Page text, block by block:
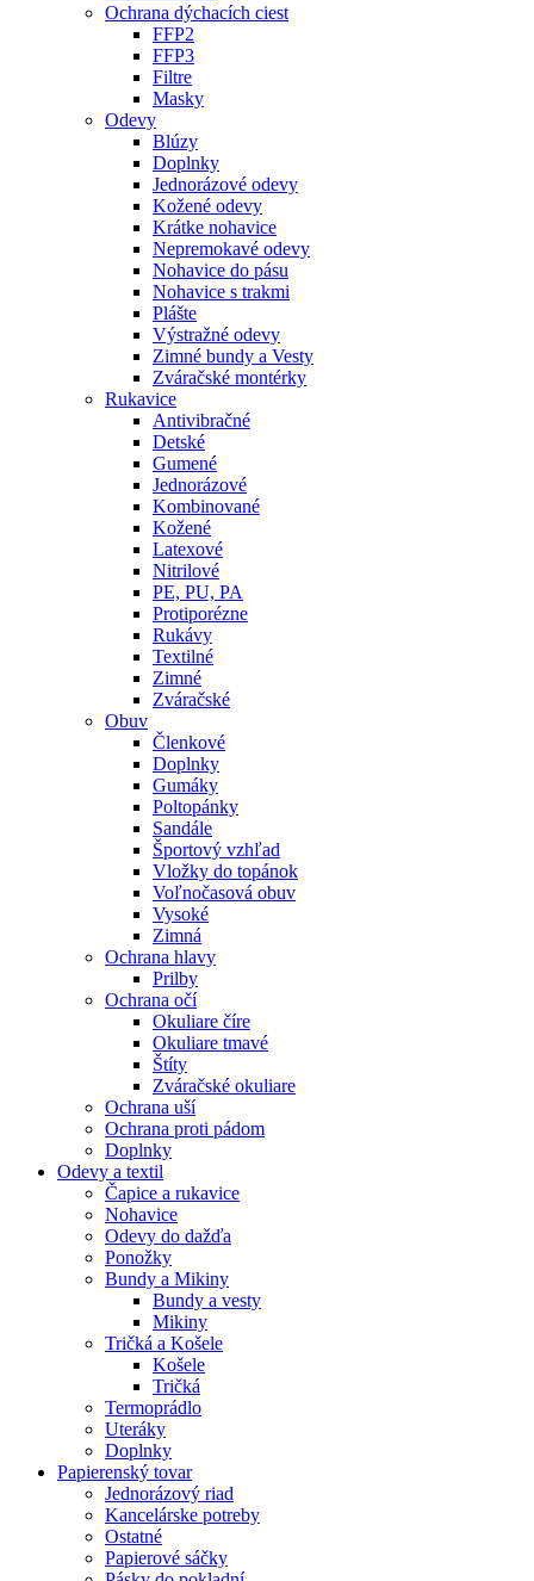
Ochrana dýchacích ciest
FFP2
FFP3
Filtre
Masky
Odevy
Blúzy
Doplnky
Jednorázové odevy
Kožené odevy
Krátke nohavice
Nepremokavé odevy
Nohavice do pásu
Nohavice s trakmi
Plášte
Výstražné odevy
Zimné bundy a Vesty
Zváračské montérky
Rukavice
Antivibračné
Detské
Gumené
Jednorázové
Kombinované
Kožené
Latexové
Nitrilové
PE, PU, PA
Protiporézne
Rukávy
Textilné
Zimné
Zváračské
Obuv
Členkové
Doplnky
Gumáky
Poltopánky
Sandále
Športový vzhľad
Vložky do topánok
Voľnočasová obuv
Vysoké
Zimná
Ochrana hlavy
Prilby
Ochrana očí
Okuliare číre
Okuliare tmavé
Štíty
Zváračské okuliare
Ochrana uší
Ochrana proti pádom
Doplnky
Odevy a textil
Čapice a rukavice
Nohavice
Odevy do dažďa
Ponožky
Bundy a Mikiny
Bundy a vesty
Mikiny
Tričká a Košele
Košele
Tričká
Termoprádlo
Uteráky
Doplnky
Papierenský tovar
Jednorázový riad
Kancelárske potreby
Ostatné
Papierové sáčky